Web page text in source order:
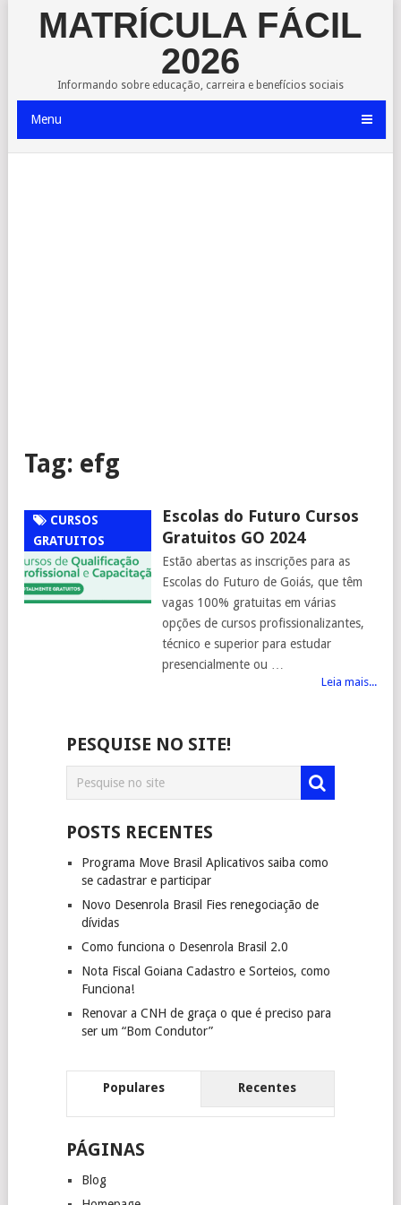
MATRÍCULA FÁCIL
2026
Informando sobre educação, carreira e benefícios sociais
Menu
Tag: efg
CURSOS
GRATUITOS
Escolas do Futuro Cursos
Gratuitos GO 2024
Estão abertas as inscrições para as
Escolas do Futuro de Goiás, que têm
vagas 100% gratuitas em várias
opções de cursos profissionalizantes,
técnico e superior para estudar
presencialmente ou …
Leia mais...
PESQUISE NO SITE!
POSTS RECENTES
Programa Move Brasil Aplicativos saiba como
se cadastrar e participar
Novo Desenrola Brasil Fies renegociação de
dívidas
Como funciona o Desenrola Brasil 2.0
Nota Fiscal Goiana Cadastro e Sorteios, como
Funciona!
Renovar a CNH de graça o que é preciso para
ser um “Bom Condutor”
Populares Recentes
PÁGINAS
Blog